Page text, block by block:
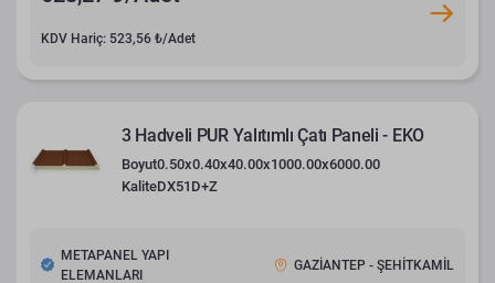
KDV Hariç: 523,56 ₺/Adet
3 Hadveli PUR Yalıtımlı Çatı Paneli - EKO
Boyut0.50x0.40x40.00x1000.00x6000.00
KaliteDX51D+Z
METAPANEL YAPI
ELEMANLARI
GAZİANTEP - ŞEHİTKAMİL